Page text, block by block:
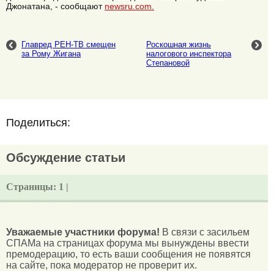
Джонатана, - сообщают newsru.com.
Главред РЕН-ТВ смещен
за Рому Жигана
Роскошная жизнь
налогового инспектора
Степановой
Поделиться:
Обсуждение статьи
Страницы: 1 |
Уважаемые участники форума! В связи с засильем
СПАМа на страницах форума мы вынуждены ввести
премодерацию, то есть ваши сообщения не появятся
на сайте, пока модератор не проверит их.